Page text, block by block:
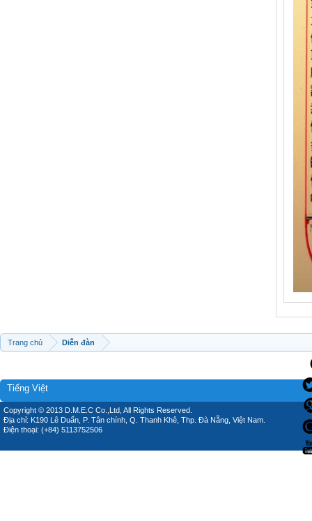
Trang chủ Diễn đàn
Tiếng Việt
Copyright © 2013 D.M.E.C Co.,Ltd, All Rights Reserved.
Địa chỉ: K190 Lê Duẩn, P. Tân chính, Q. Thanh Khê, Thp. Đà Nẵng, Việt Nam.
Điện thoại: (+84) 5113752506